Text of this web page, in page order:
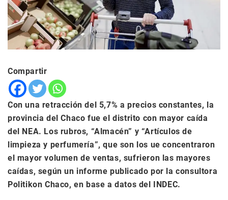
Compartir
Con una retracción del 5,7% a precios constantes, la
provincia del Chaco fue el distrito con mayor caída
del NEA. Los rubros, “Almacén” y “Artículos de
limpieza y perfumería”, que son los ue concentraron
el mayor volumen de ventas, sufrieron las mayores
caídas, según un informe publicado por la consultora
Politikon Chaco, en base a datos del INDEC.